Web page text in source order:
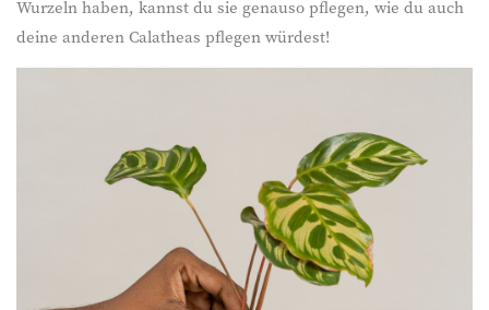
Wurzeln haben, kannst du sie genauso pflegen, wie du auch
deine anderen Calatheas pflegen würdest!